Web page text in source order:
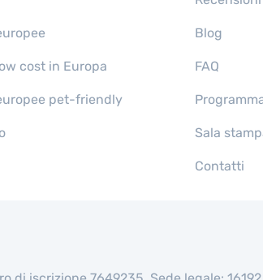
cost in Europa
pet-friendly
Blog
FAQ
Sala
Contatti